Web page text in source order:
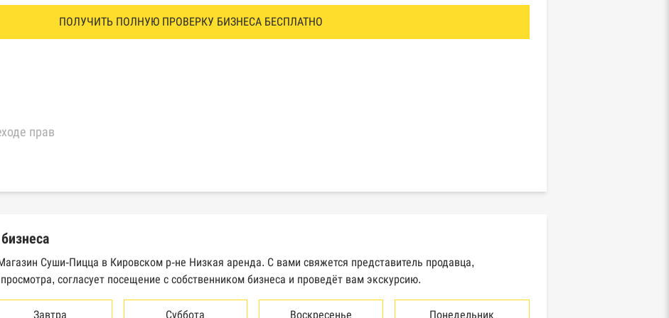
ПОЛУЧИТЬ ПОЛНУЮ ПРОВЕРКУ БИЗНЕСА БЕСПЛАТНО
прав
налоговой службы России
дел Высшего арбитражного суда
сведений о банкротстве юридических лиц
Суши-Пицца в Кировском р-не Низкая аренда. С вами свяжется представитель продавца,
согласует посещение с собственником бизнеса и проведёт вам экскурсию.
Завтра Суббота Воскресенье Понедельник